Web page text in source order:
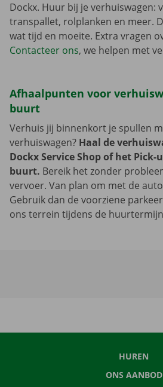
Dockx. Huur bij je verhuiswagen:
transpallet, rolplanken en meer.
wat tijd en moeite. Extra vragen
Contacteer ons, we helpen met
Afhaalpunten voor
buurt
Verhuis jij binnenkort je spullen
verhuiswagen? Haal de
Dockx Service Shop of het
buurt. Bereik het zonder
vervoer. Van plan om met de
Gebruik dan de voorziene
ons terrein tijdens de
HUREN
ONS AANBOD